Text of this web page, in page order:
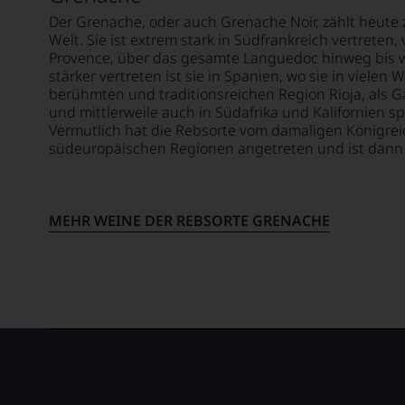
Aus
diesem
Grund
haben
wir
WIR
Der Grenache, oder auch Grenache Noir, zählt
Welt. Sie ist extrem stark in Südfrankreich
Provence, über das gesamte Languedoc hinweg bis
stärker vertreten ist sie in Spanien, wo sie in vielen
berühmten und traditionsreichen Region Rioja, als
und mittlerweile auch in Südafrika und Kalifornien
Vermutlich hat die Rebsorte vom damaligen
südeuropäischen Regionen angetreten und ist
MEHR WEINE DER REBSORTE GRENACHE